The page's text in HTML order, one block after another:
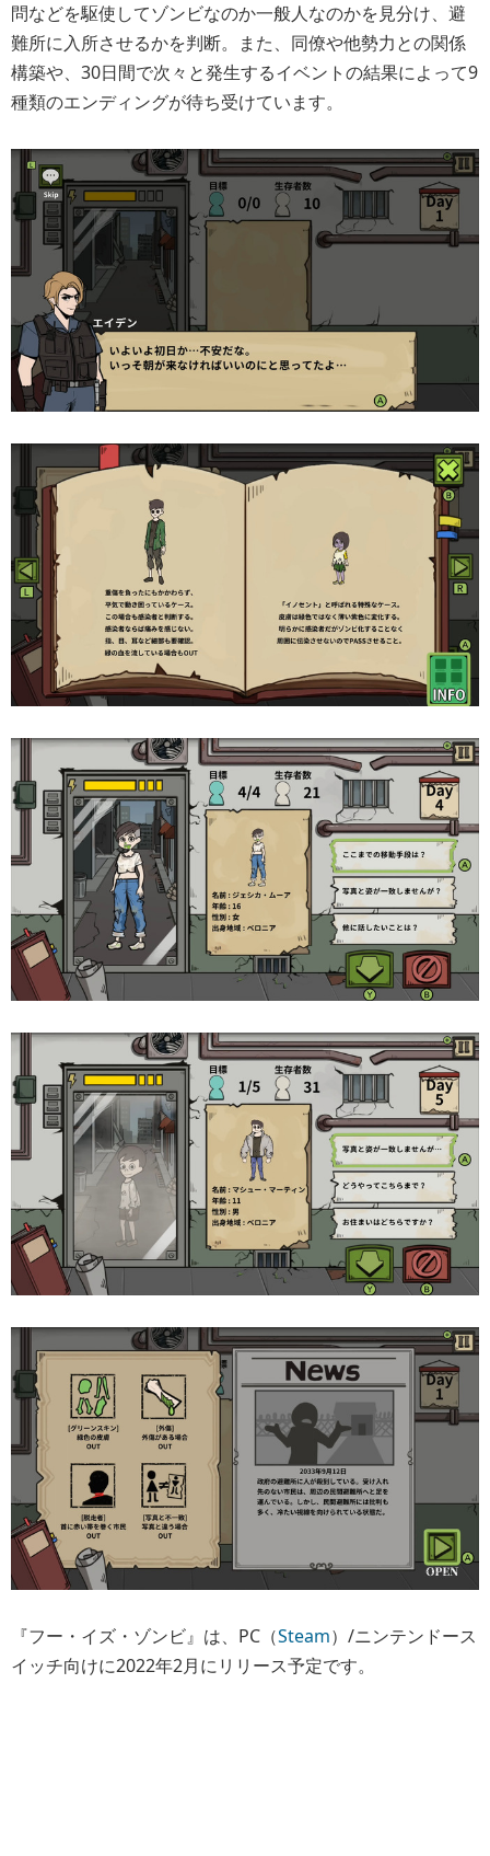
問などを駆使してゾンビなのか一般人なのかを見分け、避
難所に入所させるかを判断。また、同僚や他勢力との関係
構築や、30日間で次々と発生するイベントの結果によって9
種類のエンディングが待ち受けています。
『フー・イズ・ゾンビ』は、PC（Steam）/ニンテンドース
イッチ向けに2022年2月にリリース予定です。